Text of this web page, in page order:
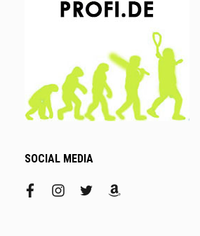
SOCIAL MEDIA
facebookinstagram
twitteramazon